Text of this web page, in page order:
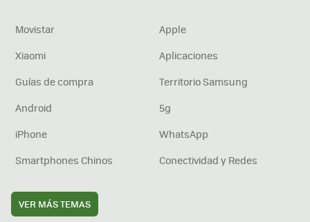
Movistar
Apple
Xiaomi
Aplicaciones
Guías de compra
Territorio Samsung
Android
5g
iPhone
WhatsApp
Smartphones Chinos
Conectividad y Redes
VER MÁS TEMAS